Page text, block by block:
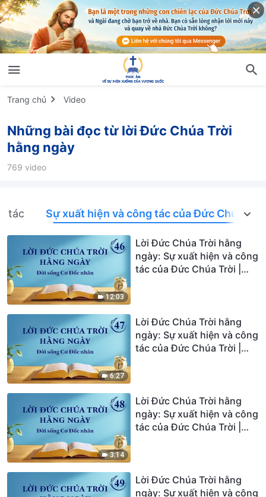
Trang chủ Video
Những bài đọc từ lời Đức Chúa Trời
hằng ngày
769 video
tác Sự xuất hiện và công tác của Đức Chúa Trời
12:03
Lời Đức Chúa Trời hằng
ngày: Sự xuất hiện và công
tác của Đức Chúa Trời |
6:27
Lời Đức Chúa Trời hằng
ngày: Sự xuất hiện và công
tác của Đức Chúa Trời |
3:14
Lời Đức Chúa Trời hằng
ngày: Sự xuất hiện và công
tác của Đức Chúa Trời |
Lời Đức Chúa Trời hằng
ngày: Sự xuất hiện và công